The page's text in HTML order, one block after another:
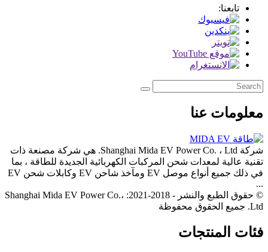
تابعنا:
معلومات عنا
شركة Shanghai Mida EV Power Co. ، Ltd. هي شركة مصنعة ذات
تقنية عالية لمعدات شحن المركبات الكهربائية الجديدة للطاقة ، بما
في ذلك جميع أنواع موصل EV ومآخذ شاحن EV وكابلات شحن EV
...
© حقوق الطبع والنشر - 2018-2021: Shanghai Mida EV Power Co.،
Ltd. جميع الحقوق محفوظة
فئات المنتجات